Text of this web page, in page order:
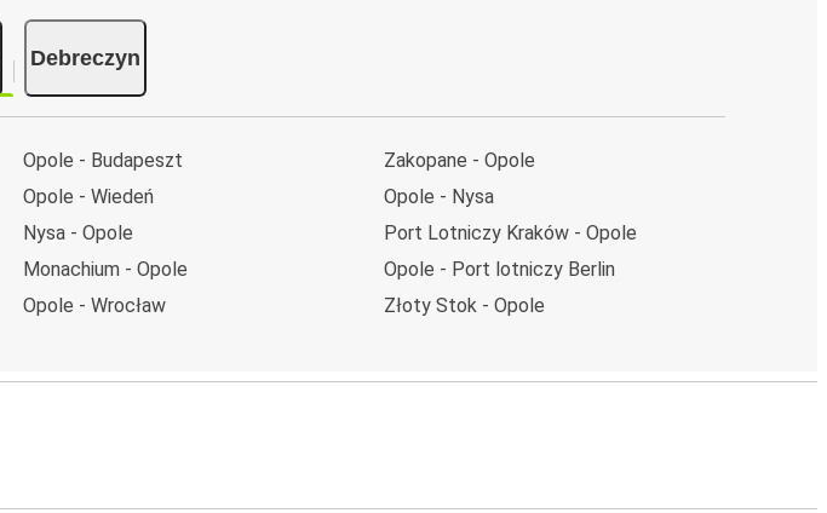
Debreczyn
Opole - Budapeszt
Opole - Wiedeń
Nysa - Opole
Monachium - Opole
Opole - Wrocław
Zakopane - Opole
Opole - Nysa
Port Lotniczy Kraków - Opole
Opole - Port lotniczy Berlin
Złoty Stok - Opole